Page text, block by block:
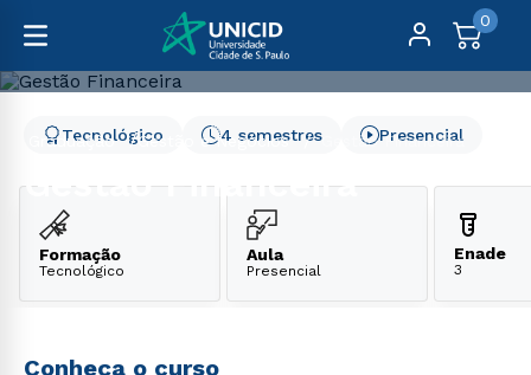
0
Graduação Gestão e Negócios Gestão Financeira
Gestão Financeira
4 semestres
Tecnológico Presencial
Formação
Tecnológico
Aula
Presencial
Enade
3
Conheça o curso